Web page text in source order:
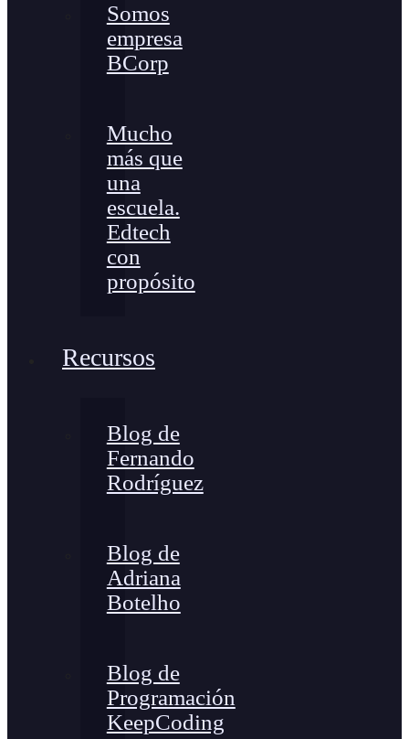
Somos
empresa
BCorp
Mucho
más que
una
escuela.
Edtech
con
propósito
Recursos
Blog de
Fernando
Rodríguez
Blog de
Adriana
Botelho
Blog de
Programación
KeepCoding